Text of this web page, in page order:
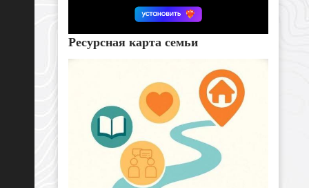
Ресурсная карта семьи